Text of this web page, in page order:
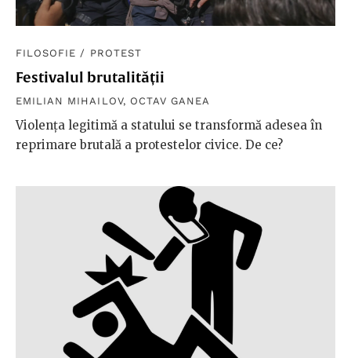
FILOSOFIE / PROTEST
Festivalul brutalității
EMILIAN MIHAILOV, OCTAV GANEA
Violența legitimă a statului se transformă adesea în
reprimare brutală a protestelor civice. De ce?